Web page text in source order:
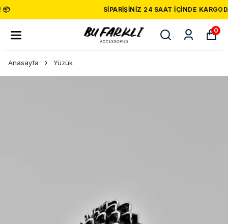
SIPARIŞINIZ 24 SAAT İÇINDE KARGODA! 🚚
0
Anasayfa Yüzük